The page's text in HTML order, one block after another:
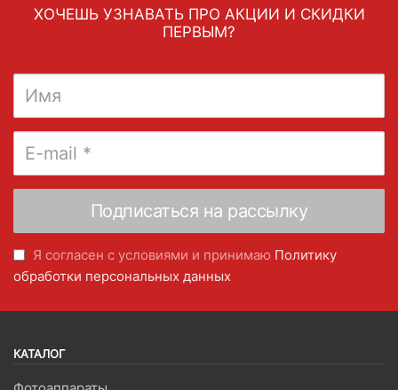
ХОЧЕШЬ УЗНАВАТЬ ПРО АКЦИИ И СКИДКИ
ПЕРВЫМ?
Я согласен с условиями и принимаю Политику
обработки персональных данных
КАТАЛОГ